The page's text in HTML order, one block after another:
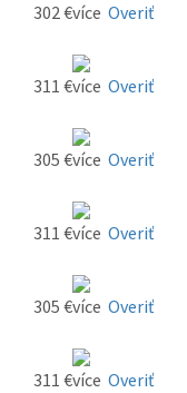
302 € Overiť
311 € Overiť
305 € Overiť
311 € Overiť
305 € Overiť
311 € Overiť